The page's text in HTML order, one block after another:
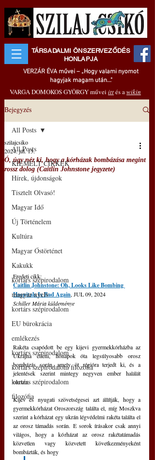
TÁRSADALMI ÖNSZERVEZŐDÉS
HONLAPJA
VERZÁR ÉVA művei – „Hogy valami nyomot
hagyjak magam után..."
VARGA DOMOKOS GYÖRGY művei ittés awikin
Bejegyzés
All Posts
KIEMELT CIKKEK
Hírek, újdonságok
Tisztelt Olvasó!
Magyar Idő
Új Történelem
Kultúra
Magyar Őstörténet
Kakukk
kortárs szépirodalom
magyar nyelv
kortárs szépirodalom
EU bürokrácia
emlékezés
kortárs szépirodalom
kortárs szépirodalom filozófia
kortárs szépirodalom
filozófia
All Posts
Ó, úgy néz ki, hogy a kórházak bombázása megint
rossz dolog (Caitlin Johnstone jegyzete)
szilajcsiko
2024. júl. 13.
Eredeti cikk:
Caitlin Johnstone: Oh, Looks Like Bombing
Hospitals Is Bad Again, JUL 09, 2024
Schiller Mária küldeménye
Rakéta csapódott be egy kijevi gyermekkórházba az
Ukrajna elleni, hónapok óta legsúlyosabb orosz
bombázás során, amely öt régióra terjedt ki, és a
jelentések szerint mintegy negyven ember halálát
okozta.
Kijev és nyugati szövetségesei azt állítják, hogy a
gyermekkórházat Oroszország találta el, míg Moszkva
szerint a kórházat egy ukrán légvédelmi rakéta találta el
az orosz támadás során. E sorok írásakor csak annyi
világos, hogy a kórházat az orosz rakétatámadás
közvetlen vagy közvetett következményeként
bombázták, és hogy